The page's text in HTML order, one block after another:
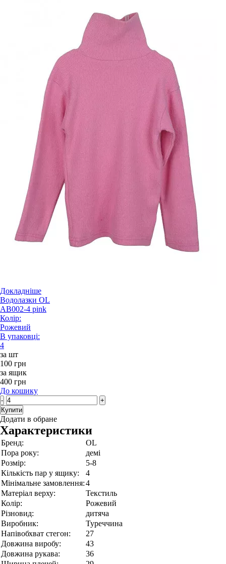
Докладніше
Водолазки OL
AB002-4 pink
Колір:
Рожевий
В упаковці:
4
за шт
100 грн
за ящик
400 грн
До кошику
-
+
Купити
Додати в обране
Характеристики
Бренд:
OL
Пора року:
демі
Розмір:
5-8
Кількість пар у ящику:
4
Мінімальне замовлення:4
Матеріал верху:
Текстиль
Колір:
Рожевий
Різновид:
дитяча
Виробник:
Туреччина
Напівобхват стегон:
27
Довжина виробу:
43
Довжина рукава:
36